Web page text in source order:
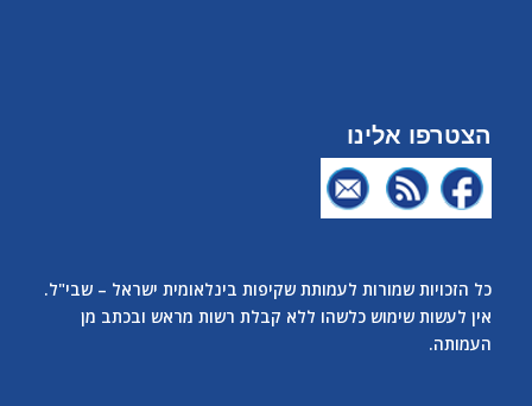
הצטרפו אלינו
כל הזכויות שמורות לעמותת שקיפות בינלאומית ישראל – שבי"ל.
אין לעשות שימוש כלשהו ללא קבלת רשות מראש ובכתב מן
העמותה.